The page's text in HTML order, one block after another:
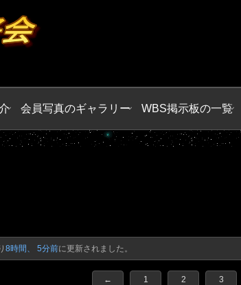
会員写真のギャラリー WBS掲示板の一覧
8時間、 5分前に更新されました。
← 1 2 3